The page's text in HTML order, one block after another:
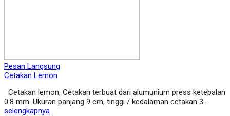
Pesan Langsung
Cetakan Lemon
Cetakan lemon, Cetakan terbuat dari alumunium press ketebalan
0.8 mm. Ukuran panjang 9 cm, tinggi / kedalaman cetakan 3…
selengkapnya